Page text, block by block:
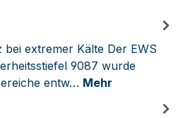
extremer Kälte Der EWS
9087 wurde
entw… Mehr